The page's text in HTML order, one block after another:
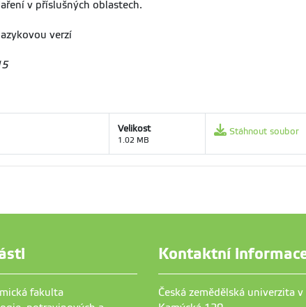
v příslušných oblastech.
verzí
Velikost
1.02 MB
Stáhnout soubor
fakulta
Kontaktní
Česká zemědělská univerzita v